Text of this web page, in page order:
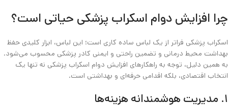
چرا افزایش دوام اسکراب پزشکی حیاتی است؟
اسکراب پزشکی فراتر از یک لباس ساده کاری است؛ این لباس، ابزار کلیدی حفظ
بهداشت محیط درمانی و تضمین راحتی و ایمنی کادر پزشکی محسوب می‌شود.
به همین دلیل، توجه به راهکارهای افزایش دوام اسکراب پزشکی نه تنها یک
انتخاب اقتصادی، بلکه اقدامی حرفه‌ای و بهداشتی است.
۱. مدیریت هوشمندانه هزینه‌ها